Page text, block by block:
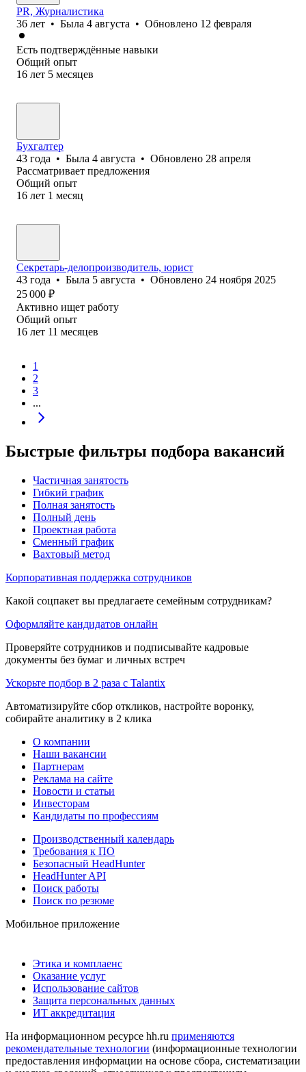
PR, Журналистика
36 лет • Была 4 августа • Обновлено 12 февраля
Есть подтверждённые навыки
Общий опыт
16 лет 5 месяцев
Бухгалтер
43 года • Была 4 августа • Обновлено 28 апреля
Рассматривает предложения
Общий опыт
16 лет 1 месяц
Секретарь-делопроизводитель, юрист
43 года • Была 5 августа • Обновлено 24 ноября 2025
25 000 ₽
Активно ищет работу
Общий опыт
16 лет 11 месяцев
1
2
3
...
Быстрые фильтры подбора вакансий
Частичная занятость
Гибкий график
Полная занятость
Полный день
Проектная работа
Сменный график
Вахтовый метод
Корпоративная поддержка сотрудников
Какой соцпакет вы предлагаете семейным сотрудникам?
Оформляйте кандидатов онлайн
Проверяйте сотрудников и подписывайте кадровые
документы без бумаг и личных встреч
Ускорьте подбор в 2 раза с Talantix
Автоматизируйте сбор откликов, настройте воронку,
собирайте аналитику в 2 клика
О компании
Наши вакансии
Партнерам
Реклама на сайте
Новости и статьи
Инвесторам
Кандидаты по профессиям
Производственный календарь
Требования к ПО
Безопасный HeadHunter
HeadHunter API
Поиск работы
Поиск по резюме
Мобильное приложение
Этика и комплаенс
Оказание услуг
Использование сайтов
Защита персональных данных
ИТ аккредитация
На информационном ресурсе hh.ru применяются
рекомендательные технологии (информационные технологии
предоставления информации на основе сбора, систематизации